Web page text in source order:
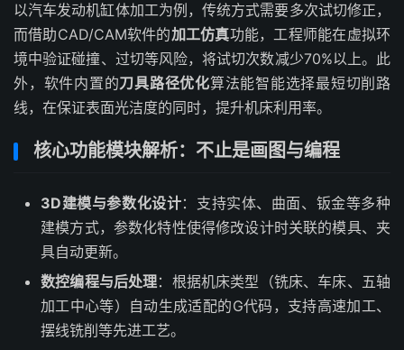
以汽车发动机缸体加工为例，传统方式需要多次试切修正，
而借助CAD/CAM软件的加工仿真功能，工程师能在虚拟环
境中验证碰撞、过切等风险，将试切次数减少70%以上。此
外，软件内置的刀具路径优化算法能智能选择最短切削路
线，在保证表面光洁度的同时，提升机床利用率。
核心功能模块解析：不止是画图与编程
3D建模与参数化设计：支持实体、曲面、钣金等多种
建模方式，参数化特性使得修改设计时关联的模具、夹
具自动更新。
数控编程与后处理：根据机床类型（铣床、车床、五轴
加工中心等）自动生成适配的G代码，支持高速加工、
摆线铣削等先进工艺。